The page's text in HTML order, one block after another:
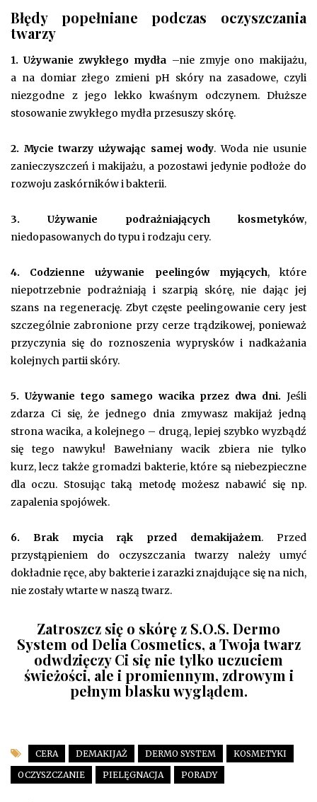
Błędy popełniane podczas oczyszczania
twarzy
1. Używanie zwykłego mydła –nie zmyje ono makijażu,
a na domiar złego zmieni pH skóry na zasadowe, czyli
niezgodne z jego lekko kwaśnym odczynem. Dłuższe
stosowanie zwykłego mydła przesuszy skórę.
2. Mycie twarzy używając samej wody. Woda nie usunie
zanieczyszczeń i makijażu, a pozostawi jedynie podłoże do
rozwoju zaskórników i bakterii.
3. Używanie podrażniających kosmetyków,
niedopasowanych do typu i rodzaju cery.
4. Codzienne używanie peelingów myjących, które
niepotrzebnie podrażniają i szarpią skórę, nie dając jej
szans na regenerację. Zbyt częste peelingowanie cery jest
szczególnie zabronione przy cerze trądzikowej, ponieważ
przyczynia się do roznoszenia wyprysków i nadkażania
kolejnych partii skóry.
5. Używanie tego samego wacika przez dwa dni. Jeśli
zdarza Ci się, że jednego dnia zmywasz makijaż jedną
strona wacika, a kolejnego – drugą, lepiej szybko wyzbądź
się tego nawyku! Bawełniany wacik zbiera nie tylko
kurz, lecz także gromadzi bakterie, które są niebezpieczne
dla oczu. Stosując taką metodę możesz nabawić się np.
zapalenia spojówek.
6. Brak mycia rąk przed demakijażem. Przed
przystąpieniem do oczyszczania twarzy należy umyć
dokładnie ręce, aby bakterie i zarazki znajdujące się na nich,
nie zostały wtarte w naszą twarz.
Zatroszcz się o skórę z S.O.S. Dermo
System od Delia Cosmetics, a Twoja twarz
odwdzięczy Ci się nie tylko uczuciem
świeżości, ale i promiennym, zdrowym i
pełnym blasku wyglądem.
CERA DEMAKIJAŻ DERMO SYSTEM
KOSMETYKI
OCZYSZCZANIE
PIELĘGNACJA PORADY